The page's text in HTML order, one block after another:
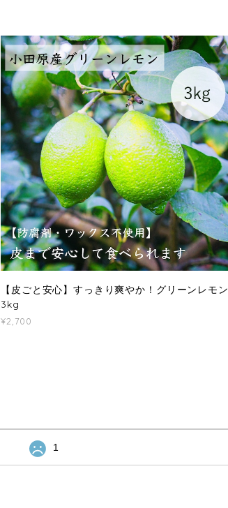
【皮ごと安心】すっきり爽やか！グリーンレモン
3kg
¥2,700
1